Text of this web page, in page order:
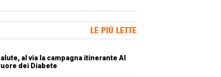
LE PIÙ LETTE
al via la campagna itinerante Al
dei Diabete